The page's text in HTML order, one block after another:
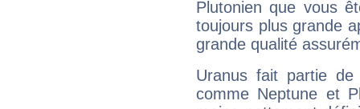
Plutonien que vous
toujours plus grande
grande qualité
Uranus fait partie
comme Neptune et